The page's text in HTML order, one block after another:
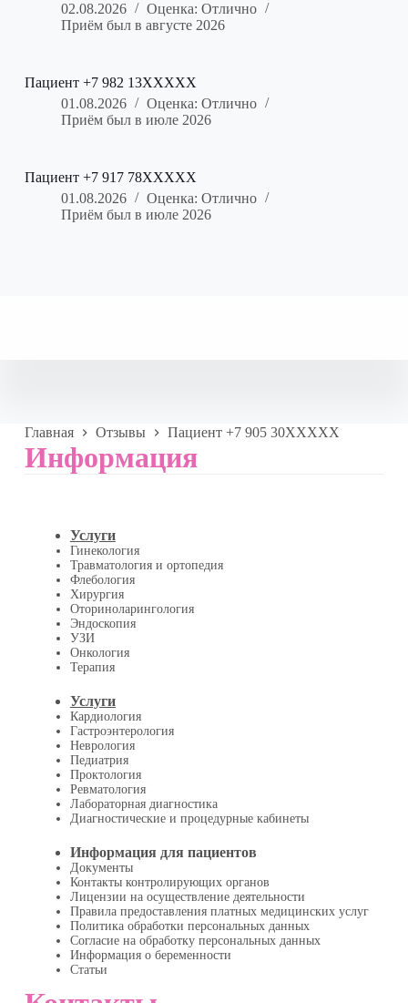
02.08.2026
Оценка: Отлично
Приём был в августе 2026
Пациент +7 982 13XXXXX
01.08.2026
Оценка: Отлично
Приём был в июле 2026
Пациент +7 917 78XXXXX
01.08.2026
Оценка: Отлично
Приём был в июле 2026
Главная Отзывы Пациент +7 905 30XXXXX
Информация
Услуги
Гинекология
Травматология и ортопедия
Флебология
Хирургия
Оториноларингология
Эндоскопия
УЗИ
Онкология
Терапия
Услуги
Кардиология
Гастроэнтерология
Неврология
Педиатрия
Проктология
Ревматология
Лабораторная диагностика
Диагностические и процедурные кабинеты
Информация для пациентов
Документы
Контакты контролирующих органов
Лицензии на осуществление деятельности
Правила предоставления платных медицинских услуг
Политика обработки персональных данных
Согласие на обработку персональных данных
Информация о беременности
Статьи